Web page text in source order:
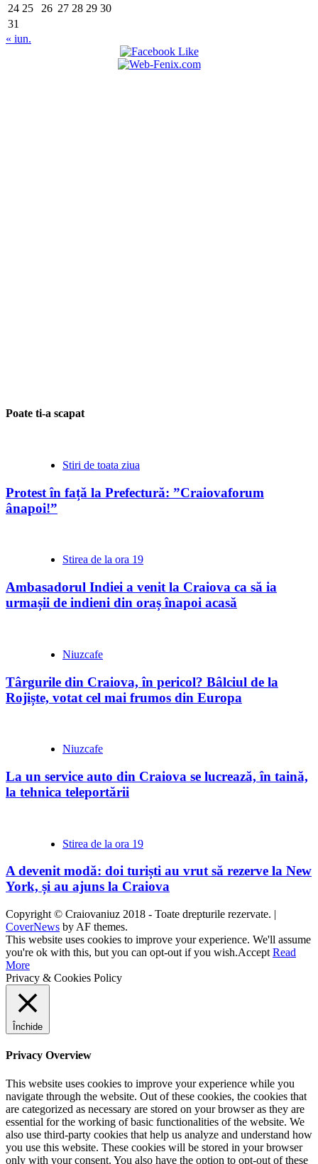
24 25 26 27 28 29 30
31
« iun.
Poate ti-a scapat
Stiri de toata ziua
Protest în față la Prefectură: ”Craiovaforum
ânapoi!”
Stirea de la ora 19
Ambasadorul Indiei a venit la Craiova ca să ia
urmașii de indieni din oraș înapoi acasă
Niuzcafe
Târgurile din Craiova, în pericol? Bâlciul de la
Rojiște, votat cel mai frumos din Europa
Niuzcafe
La un service auto din Craiova se lucrează, în taină,
la tehnica teleportării
Stirea de la ora 19
A devenit modă: doi turiști au vrut să rezerve la New
York, și au ajuns la Craiova
Copyright © Craiovaniuz 2018 - Toate drepturile rezervate. |
CoverNews by AF themes.
This website uses cookies to improve your experience. We'll assume
you're ok with this, but you can opt-out if you wish.Accept Read
More
Privacy & Cookies Policy
Închide
Privacy Overview
This website uses cookies to improve your experience while you
navigate through the website. Out of these cookies, the cookies that
are categorized as necessary are stored on your browser as they are
essential for the working of basic functionalities of the website. We
also use third-party cookies that help us analyze and understand how
you use this website. These cookies will be stored in your browser
only with your consent. You also have the option to opt-out of these